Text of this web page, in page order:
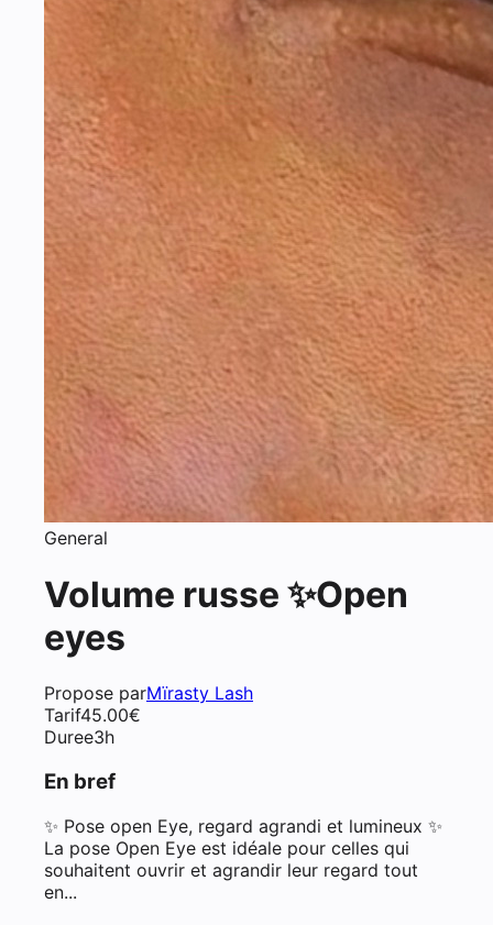
General
Volume russe ✨Open
eyes
Propose parMïrasty Lash
Tarif45.00€
Duree3h
En bref
✨ Pose open Eye, regard agrandi et lumineux ✨
La pose Open Eye est idéale pour celles qui
souhaitent ouvrir et agrandir leur regard tout
en...